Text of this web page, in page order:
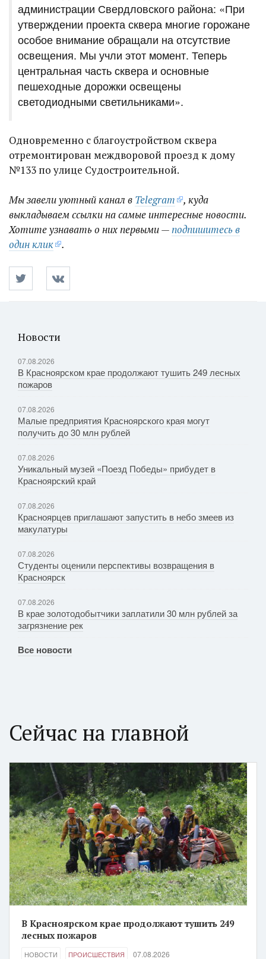
администрации Свердловского района: «При
утверждении проекта сквера многие горожане
особое внимание обращали на отсутствие
освещения. Мы учли этот момент. Теперь
центральная часть сквера и основные
пешеходные дорожки освещены
светодиодными светильниками».
Одновременно с благоустройством сквера
отремонтирован междворовой проезд к дому
№133 по улице Судостроительной.
Мы завели уютный канал в Telegram
, куда
выкладываем ссылки на самые интересные новости.
Хотите узнавать о них первыми —подпишитесь в
один клик
.
Новости
07.08.2026
В Красноярском крае продолжают тушить 249 лесных
пожаров
07.08.2026
Малые предприятия Красноярского края могут
получить до 30 млн рублей
07.08.2026
Уникальный музей «Поезд Победы» прибудет в
Красноярский край
07.08.2026
Красноярцев приглашают запустить в небо змеев из
макулатуры
07.08.2026
Студенты оценили перспективы возвращения в
Красноярск
07.08.2026
В крае золотодобытчики заплатили 30 млн рублей за
загрязнение рек
Все новости
Сейчас на главной
В Красноярском крае продолжают тушить 249
лесных пожаров
НОВОСТИ ПРОИСШЕСТВИЯ 07.08.2026